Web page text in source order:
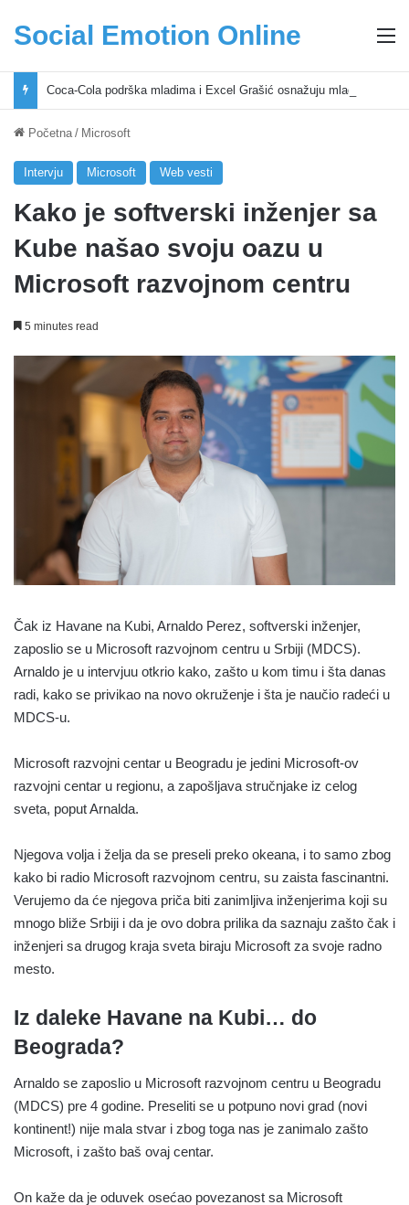
Social Emotion Online
Početna / Microsoft
Intervju Microsoft Web vesti
Kako je softverski inženjer sa
Kube našao svoju oazu u
Microsoft razvojnom centru
5 minutes read
Čak iz Havane na Kubi, Arnaldo Perez, softverski inženjer,
zaposlio se u Microsoft razvojnom centru u Srbiji (MDCS).
Arnaldo je u intervjuu otkrio kako, zašto u kom timu i šta danas
radi, kako se privikao na novo okruženje i šta je naučio radeći u
MDCS-u.
Microsoft razvojni centar u Beogradu je jedini Microsoft-ov
razvojni centar u regionu, a zapošljava stručnjake iz celog
sveta, poput Arnalda.
Njegova volja i želja da se preseli preko okeana, i to samo zbog
kako bi radio Microsoft razvojnom centru, su zaista fascinantni.
Verujemo da će njegova priča biti zanimljiva inženjerima koji su
mnogo bliže Srbiji i da je ovo dobra prilika da saznaju zašto čak i
inženjeri sa drugog kraja sveta biraju Microsoft za svoje radno
mesto.
Iz daleke Havane na Kubi… do
Beograda?
Arnaldo se zaposlio u Microsoft razvojnom centru u Beogradu
(MDCS) pre 4 godine. Preseliti se u potpuno novi grad (novi
kontinent!) nije mala stvar i zbog toga nas je zanimalo zašto
Microsoft, i zašto baš ovaj centar.
On kaže da je oduvek osećao povezanost sa Microsoft